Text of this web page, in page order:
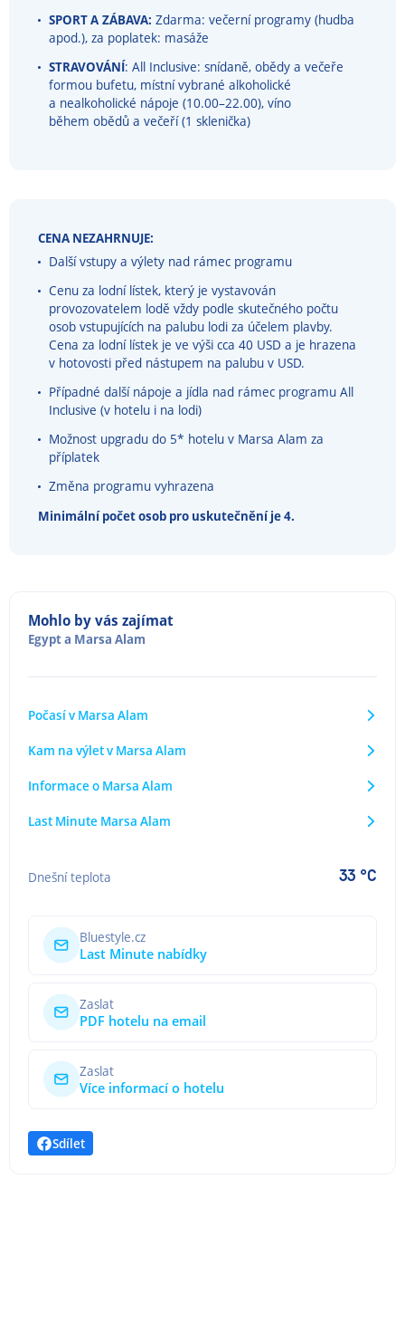
SPORT A ZÁBAVA: Zdarma: večerní programy (hudba
apod.), za poplatek: masáže
STRAVOVÁNÍ: All Inclusive: snídaně, obědy a večeře
formou bufetu, místní vybrané alkoholické
a nealkoholické nápoje (10.00⁠–⁠22.00), víno
během obědů a večeří (1 sklenička)
CENA NEZAHRNUJE:
Další vstupy a výlety nad rámec programu
Cenu za lodní lístek, který je vystavován
provozovatelem lodě vždy podle skutečného počtu
osob vstupujících na palubu lodi za účelem plavby.
Cena za lodní lístek je ve výši cca 40 USD a je hrazena
v hotovosti před nástupem na palubu v USD.
Případné další nápoje a jídla nad rámec programu All
Inclusive (v hotelu i na lodi)
Možnost upgradu do 5* hotelu v Marsa Alam za
příplatek
Změna programu vyhrazena
Minimální počet osob pro uskutečnění je 4.
Mohlo by vás zajímat
Egypta Marsa Alam
Počasí v Marsa Alam
Kam na výlet v Marsa Alam
Informace o Marsa Alam
Last Minute Marsa Alam
Dnešní teplota 33 °C
Bluestyle.cz
Last Minute nabídky
Zaslat
PDF hotelu na email
Zaslat
Více informací o hotelu
Sdílet